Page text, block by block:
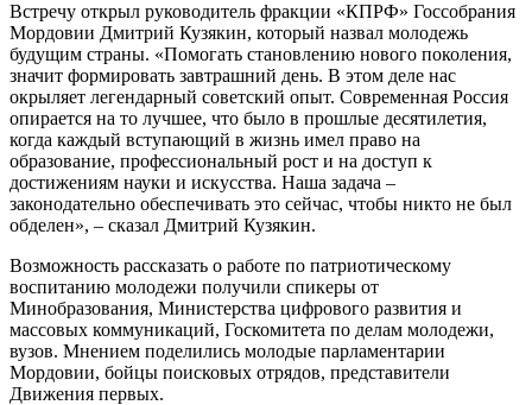
Встречу открыл руководитель фракции «КПРФ» Госсобрания
Мордовии Дмитрий Кузякин, который назвал молодежь
будущим страны. «Помогать становлению нового поколения,
значит формировать завтрашний день. В этом деле нас
окрыляет легендарный советский опыт. Современная Россия
опирается на то лучшее, что было в прошлые десятилетия,
когда каждый вступающий в жизнь имел право на
образование, профессиональный рост и на доступ к
достижениям науки и искусства. Наша задача –
законодательно обеспечивать это сейчас, чтобы никто не был
обделен», – сказал Дмитрий Кузякин.
Возможность рассказать о работе по патриотическому
воспитанию молодежи получили спикеры от
Минобразования, Министерства цифрового развития и
массовых коммуникаций, Госкомитета по делам молодежи,
вузов. Мнением поделились молодые парламентарии
Мордовии, бойцы поисковых отрядов, представители
Движения первых.